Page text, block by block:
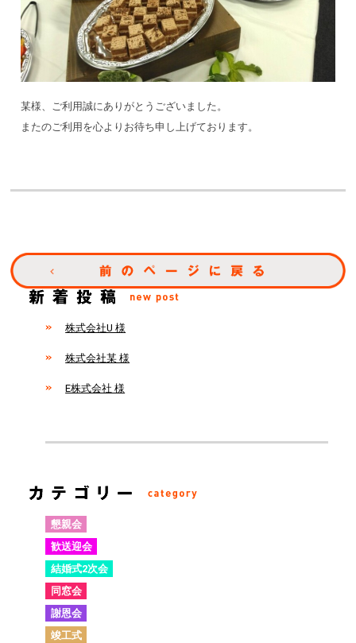
某様、ご利用誠にありがとうございました。
またのご利用を心よりお待ち申し上げております。
株式会社U 様
株式会社某 様
E株式会社 様
懇親会
歓送迎会
結婚式2次会
同窓会
謝恩会
竣工式